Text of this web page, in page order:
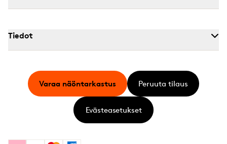
Tiedot
Varaa näöntarkastus Peruuta tilaus
Evästeasetukset